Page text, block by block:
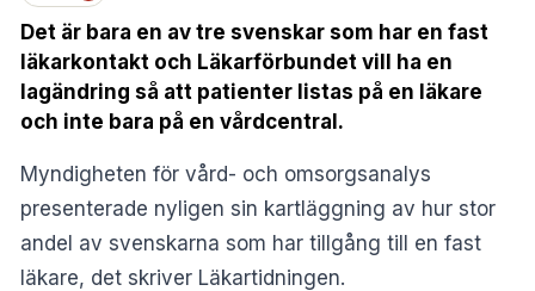
Det är bara en av tre svenskar som har en fast
läkarkontakt och Läkarförbundet vill ha en
lagändring så att patienter listas på en läkare
och inte bara på en vårdcentral.
Myndigheten för vård- och omsorgsanalys
presenterade nyligen sin kartläggning av hur stor
andel av svenskarna som har tillgång till en fast
läkare, det skriver Läkartidningen.